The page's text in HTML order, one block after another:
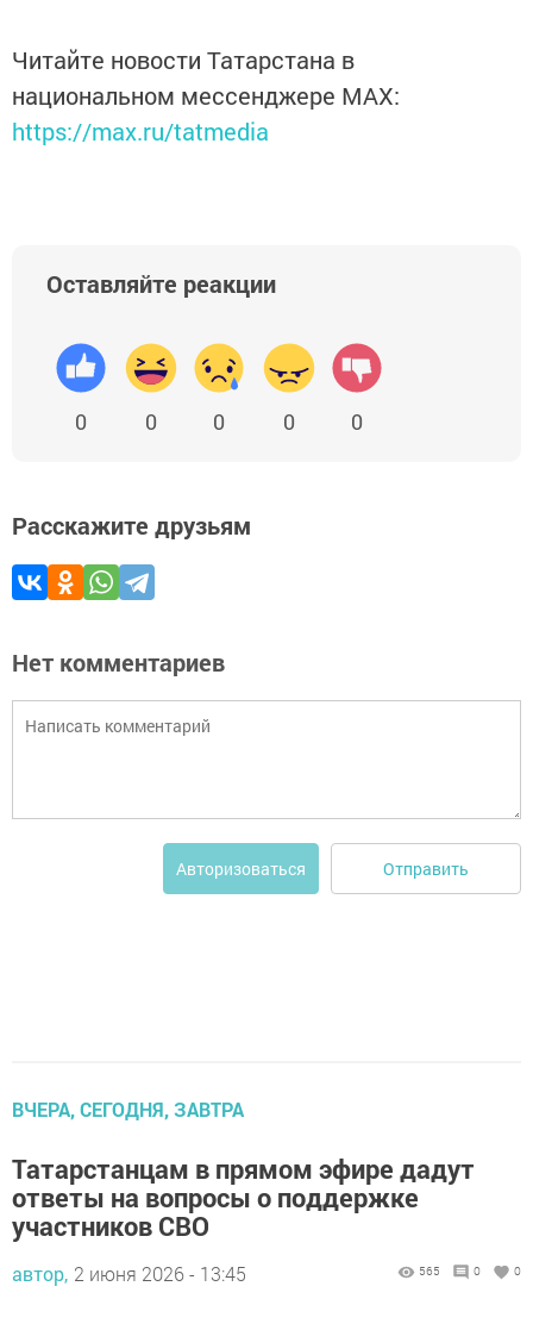
Читайте новости Татарстана в
национальном мессенджере MАХ:
https://max.ru/tatmedia
Оставляйте реакции
0 0 0 0 0
Расскажите друзьям
Нет комментариев
Авторизоваться Отправить
ВЧЕРА, СЕГОДНЯ, ЗАВТРА
Татарстанцам в прямом эфире дадут
ответы на вопросы о поддержке
участников СВО
автор, 2 июня 2026 - 13:45 565 0 0